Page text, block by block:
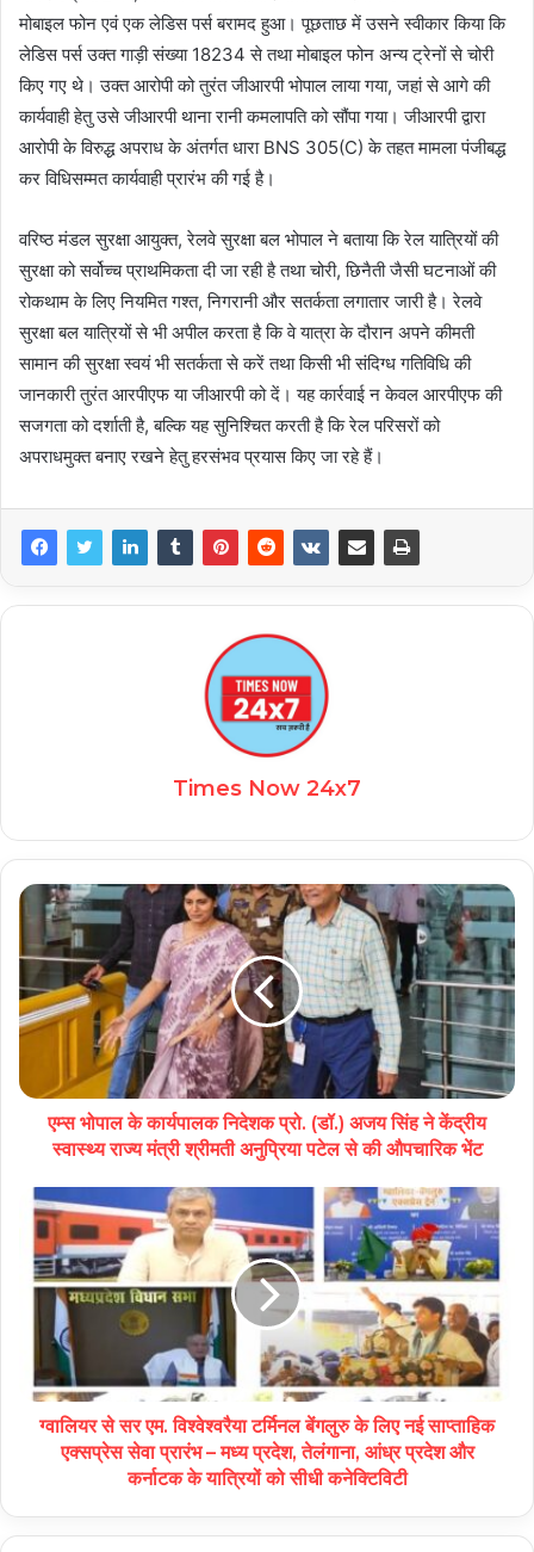
मोबाइल फोन एवं एक लेडिस पर्स बरामद हुआ। पूछताछ में उसने स्वीकार किया कि
लेडिस पर्स उक्त गाड़ी संख्या 18234 से तथा मोबाइल फोन अन्य ट्रेनों से चोरी
किए गए थे। उक्त आरोपी को तुरंत जीआरपी भोपाल लाया गया, जहां से आगे की
कार्यवाही हेतु उसे जीआरपी थाना रानी कमलापति को सौंपा गया। जीआरपी द्वारा
आरोपी के विरुद्ध अपराध के अंतर्गत धारा BNS 305(C) के तहत मामला पंजीबद्ध
कर विधिसम्मत कार्यवाही प्रारंभ की गई है।
वरिष्ठ मंडल सुरक्षा आयुक्त, रेलवे सुरक्षा बल भोपाल ने बताया कि रेल यात्रियों की
सुरक्षा को सर्वोच्च प्राथमिकता दी जा रही है तथा चोरी, छिनैती जैसी घटनाओं की
रोकथाम के लिए नियमित गश्त, निगरानी और सतर्कता लगातार जारी है। रेलवे
सुरक्षा बल यात्रियों से भी अपील करता है कि वे यात्रा के दौरान अपने कीमती
सामान की सुरक्षा स्वयं भी सतर्कता से करें तथा किसी भी संदिग्ध गतिविधि की
जानकारी तुरंत आरपीएफ या जीआरपी को दें। यह कार्रवाई न केवल आरपीएफ की
सजगता को दर्शाती है, बल्कि यह सुनिश्चित करती है कि रेल परिसरों को
अपराधमुक्त बनाए रखने हेतु हरसंभव प्रयास किए जा रहे हैं।
Times Now 24x7
एम्स भोपाल के कार्यपालक निदेशक प्रो. (डॉ.) अजय सिंह ने केंद्रीय
स्वास्थ्य राज्य मंत्री श्रीमती अनुप्रिया पटेल से की औपचारिक भेंट
ग्वालियर से सर एम. विश्वेश्वरैया टर्मिनल बेंगलुरु के लिए नई साप्ताहिक
एक्सप्रेस सेवा प्रारंभ – मध्य प्रदेश, तेलंगाना, आंध्र प्रदेश और
कर्नाटक के यात्रियों को सीधी कनेक्टिविटी